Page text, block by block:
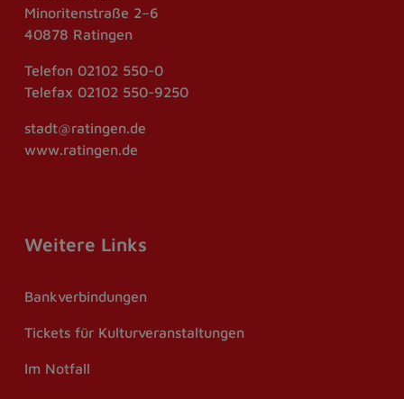
Minoritenstraße 2–6
40878 Ratingen
Telefon 02102 550-0
Telefax 02102 550-9250
stadt@ratingen.de
www.ratingen.de
Weitere Links
Bankverbindungen
Tickets für Kulturveranstaltungen
Im Notfall